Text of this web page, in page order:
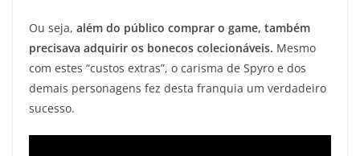
Ou seja, além do público comprar o game, também
precisava adquirir os bonecos colecionáveis. Mesmo
com estes “custos extras”, o carisma de Spyro e dos
demais personagens fez desta franquia um verdadeiro
sucesso.